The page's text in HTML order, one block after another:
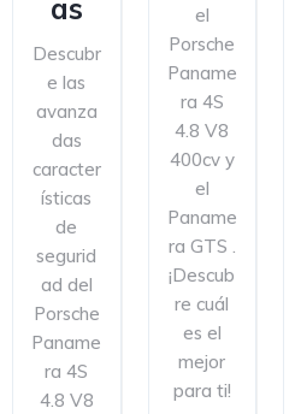
as
Descubr
e las
avanza
das
caracter
ísticas
de
segurid
ad del
Porsche
Paname
ra 4S
4.8 V8
el
Porsche
Paname
ra 4S
4.8 V8
400cv y
el
Paname
ra GTS .
¡Descub
re cuál
es el
mejor
para ti!